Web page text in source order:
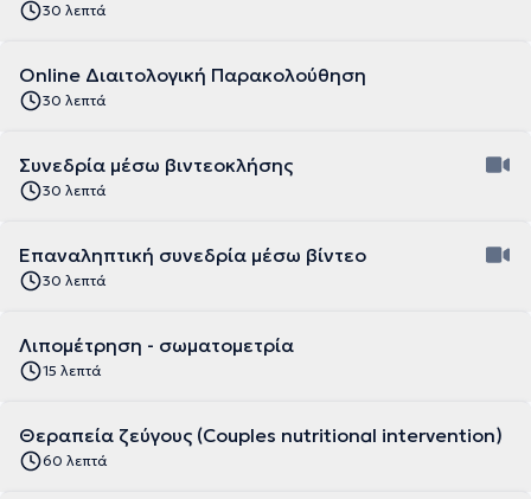
30 λεπτά
Online Διαιτολογική Παρακολούθηση
30 λεπτά
Συνεδρία μέσω βιντεοκλήσης
30 λεπτά
Επαναληπτική συνεδρία μέσω βίντεο
30 λεπτά
Λιπομέτρηση - σωματομετρία
15 λεπτά
Θεραπεία ζεύγους (Couples nutritional intervention)
60 λεπτά